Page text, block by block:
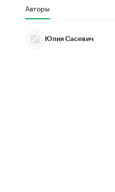
Авторы
Юлия Сасевич